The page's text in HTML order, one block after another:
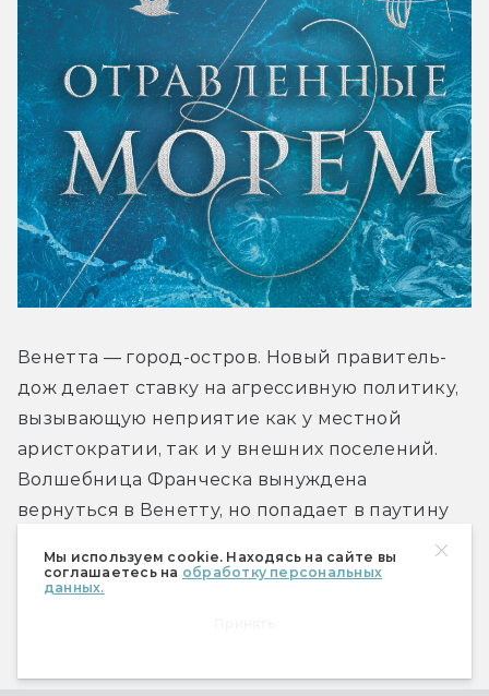
Мы используем cookie. Находясь на сайте вы
соглашаетесь на обработку персональных
данных.
Венетта — город-остров. Новый правитель-
дож делает ставку на агрессивную политику,
вызывающую неприятие как у местной
аристократии, так и у внешних поселений.
Волшебница Франческа вынуждена
вернуться в Венетту, но попадает в паутину